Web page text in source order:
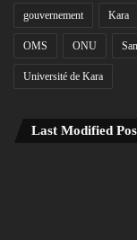
gouvernement Kara
OMS ONU
Université de Kara
Last Modified